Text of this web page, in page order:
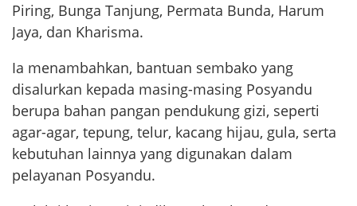
Piring, Bunga Tanjung, Permata Bunda, Harum
Jaya, dan Kharisma.
Ia menambahkan, bantuan sembako yang
disalurkan kepada masing-masing Posyandu
berupa bahan pangan pendukung gizi, seperti
agar-agar, tepung, telur, kacang hijau, gula, serta
kebutuhan lainnya yang digunakan dalam
pelayanan Posyandu.